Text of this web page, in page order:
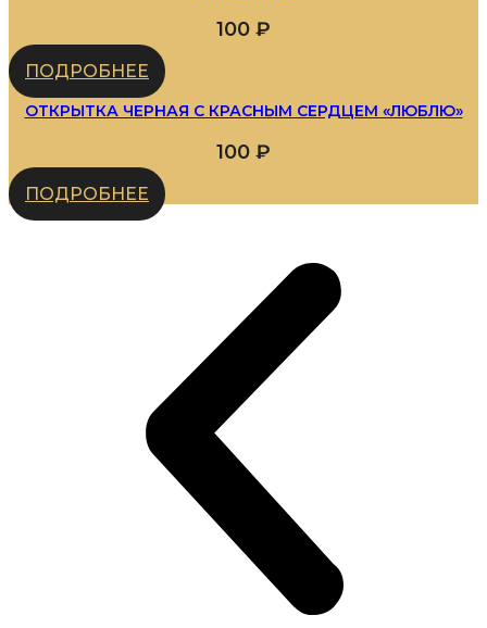
100 ₽
ПОДРОБНЕЕ
ОТКРЫТКА ЧЕРНАЯ С КРАСНЫМ СЕРДЦЕМ «ЛЮБЛЮ»
100 ₽
ПОДРОБНЕЕ